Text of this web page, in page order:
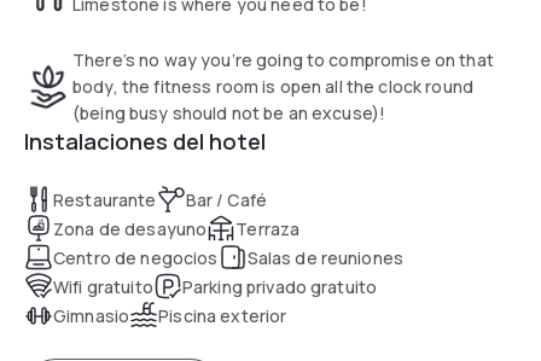
There’s no way you’re going to compromise on that
body, the fitness room is open all the clock round
(being busy should not be an excuse)!
Instalaciones del hotel
Restaurante
Bar / Café
Zona de desayuno
Terraza
Centro de negocios
Salas de reuniones
Wifi gratuito
Parking privado gratuito
Gimnasio
Piscina exterior